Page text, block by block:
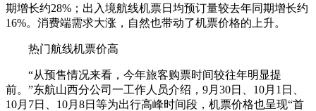
期增长约28%；出入境航线机票日均预订量较去年同期增长约
16%。消费端需求大涨，自然也带动了机票价格的上升。
热门航线机票价高
“从预售情况来看，今年旅客购票时间较往年明显提
前。”东航山西分公司一工作人员介绍，9月30日、10月1日、
10月7日、10月8日等为出行高峰时间段，机票价格也呈现“首